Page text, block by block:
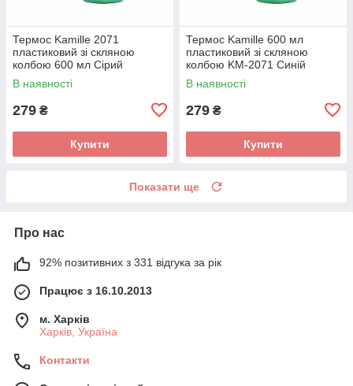
Термос Kamille 2071
пластиковий зі скляною
колбою 600 мл Сірий
В наявності
279 ₴
Купити
Термос Kamille 600 мл
пластиковий зі скляною
колбою KM-2071 Синій
В наявності
279 ₴
Купити
Показати ще
Про нас
92% позитивних з 331 відгука за рік
Працює з 16.10.2013
м. Харків
Харків, Україна
Контакти